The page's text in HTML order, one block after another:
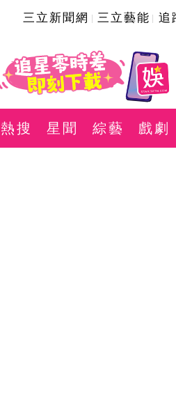
三立新聞網 三立藝能 追
熱搜 星聞 綜藝 戲劇